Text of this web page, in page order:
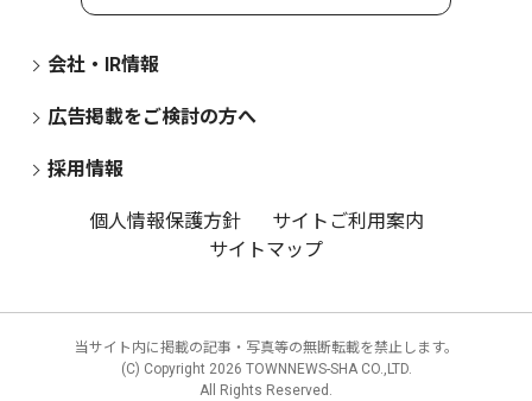
会社・IR情報
広告掲載をご検討の方へ
採用情報
個人情報保護方針
サイトご利用案内
サイトマップ
当サイト内に掲載の記事・写真等の無断転載を禁止します。
(C) Copyright 2026 TOWNNEWS-SHA CO.,LTD.
All Rights Reserved.